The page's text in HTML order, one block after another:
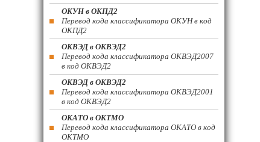
ОКУН в ОКПД2
Перевод кода классификатора ОКУН в код
ОКПД2
ОКВЭД в ОКВЭД2
Перевод кода классификатора ОКВЭД2007
в код ОКВЭД2
ОКВЭД в ОКВЭД2
Перевод кода классификатора ОКВЭД2001
в код ОКВЭД2
ОКАТО в ОКТМО
Перевод кода классификатора ОКАТО в код
ОКТМО